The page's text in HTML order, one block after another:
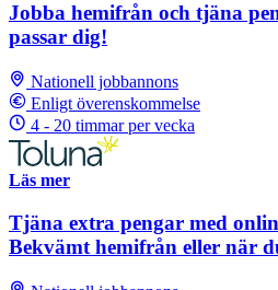
Jobba hemifrån och tjäna
passar dig!
Nationell jobbannons
Enligt överenskommelse
4 - 20 timmar per vecka
Läs mer
Tjäna extra pengar med
Bekvämt hemifrån eller när